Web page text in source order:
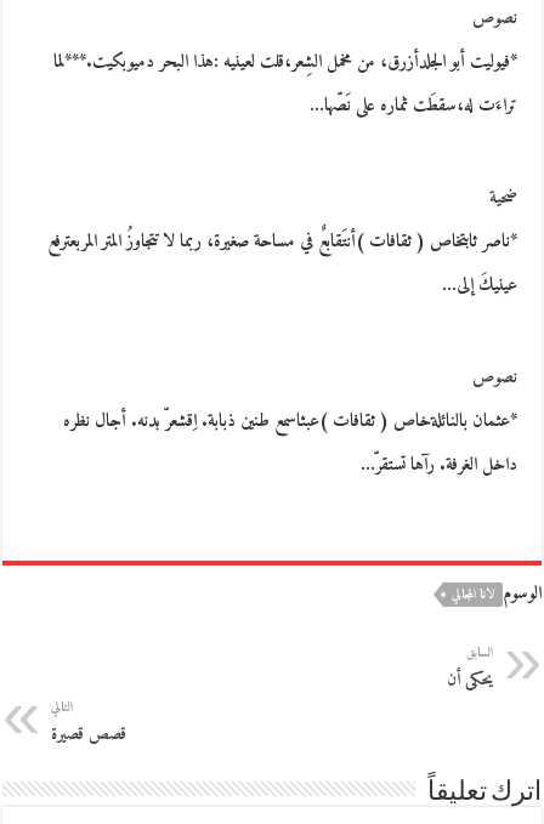
نصوص
*فيوليت أبو الجلدأزرق، من مخمل الشِعر،قلت لعينيه :هذا البحر دميوبكيت.***لما
تراءَت له،سقطَت ثماره على نَصّها…
ضحية
*ناصر ثابتخاص ( ثقافات )أنتَقابعٌ في مساحة صغيرة، ربما لا تتجاوزُ المتر المربعترفع
عينيكَ إلى…
نصوص
*عثمان بالنائلةخاص ( ثقافات )عبثاسمع طنين ذبابة. اِقشعرّ بدنه. أجال نظره
داخل الغرفة. رآها تستقرّ…
الوسوم لانا المجالي
السابق
يحكى أن
التالي
قصص قصيرة
اترك تعليقاً